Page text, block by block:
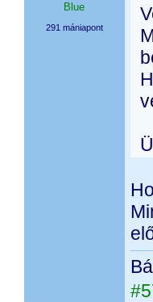
Blue
291 mániapont